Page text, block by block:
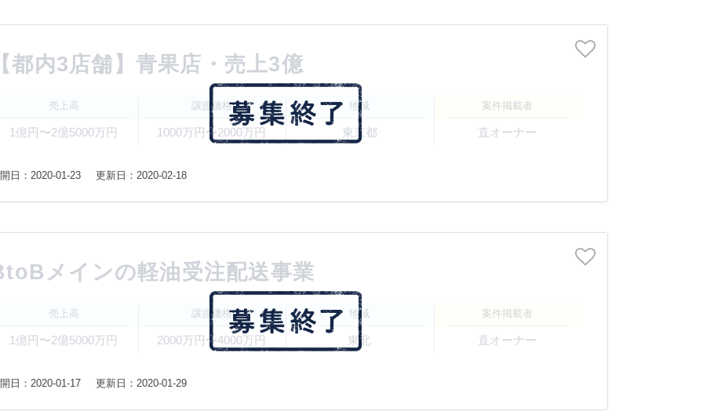
都内3店舗】青果店・売上3億
売上高
1億円〜2億5000万円
譲渡価格
1000万円〜2000万円
地域
東京都
案件掲載者
直オーナー
日：2020-01-23 更新日：2020-02-18
メインの軽油受注配送事業
売上高
1億円〜2億5000万円
譲渡価格
2000万円〜4000万円
地域
東北
案件掲載者
直オーナー
日：2020-01-17 更新日：2020-01-29